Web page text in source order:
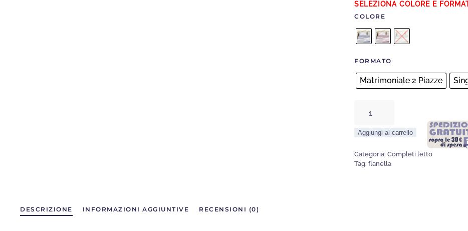
COLORE
FORMATO
Matrimoniale 2 Piazze
calda
ROMA
Aggiungi al carrello
Categoria: Completi letto
Tag: flanella
DESCRIZIONE INFORMAZIONI AGGIUNTIVE RECENSIONI (0)